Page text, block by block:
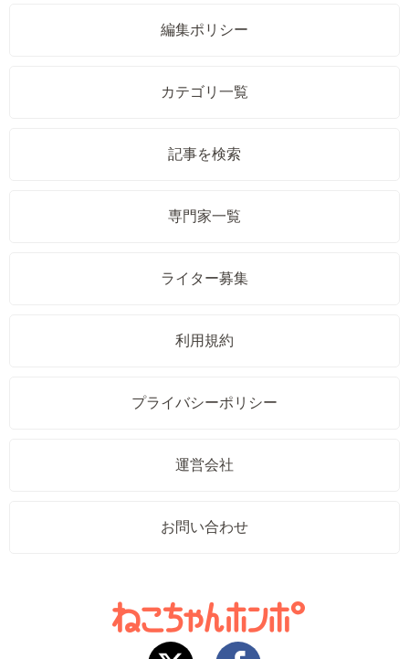
編集ポリシー
カテゴリ一覧
記事を検索
専門家一覧
ライター募集
利用規約
プライバシーポリシー
運営会社
お問い合わせ